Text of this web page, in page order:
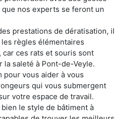
nos experts se feront un
prestations de dératisation, il
règles élémentaires
ces rats et souris sont
la saleté à Pont-de-Veyle.
pour vous aider à vous
qui vous submergent
votre espace de travail.
le style de bâtiment à